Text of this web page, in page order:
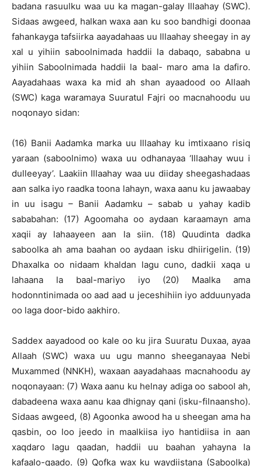
badana rasuulku waa uu ka magan-galay Illaahay (SWC).
Sidaas awgeed, halkan waxa aan ku soo bandhigi doonaa
fahankayga tafsiirka aayadahaas uu Illaahay sheegay in ay
xal u yihiin saboolnimada haddii la dabaqo, sababna u
yihiin Saboolnimada haddii la baal- maro ama la dafiro.
Aayadahaas waxa ka mid ah shan ayaadood oo Allaah
(SWC) kaga waramaya Suuratul Fajri oo macnahoodu uu
noqonayo sidan:
(16) Banii Aadamka marka uu Illaahay ku imtixaano risiq
yaraan (saboolnimo) waxa uu odhanayaa ‘Illaahay wuu i
dulleeyay’. Laakiin Illaahay waa uu diiday sheegashadaas
aan salka iyo raadka toona lahayn, waxa aanu ku jawaabay
in uu isagu – Banii Aadamku – sabab u yahay kadib
sababahan: (17) Agoomaha oo aydaan karaamayn ama
xaqii ay lahaayeen aan la siin. (18) Quudinta dadka
saboolka ah ama baahan oo aydaan isku dhiirigelin. (19)
Dhaxalka oo nidaam khaldan lagu cuno, dadkii xaqa u
lahaana la baal-mariyo iyo (20) Maalka ama
hodonntinimada oo aad aad u jeceshihiin iyo adduunyada
oo laga door-bido aakhiro.
Saddex aayadood oo kale oo ku jira Suuratu Duxaa, ayaa
Allaah (SWC) waxa uu ugu manno sheeganayaa Nebi
Muxammed (NNKH), waxaan aayadahaas macnahoodu ay
noqonayaan: (7) Waxa aanu ku helnay adiga oo sabool ah,
dabadeena waxa aanu kaa dhignay qani (isku-filnaansho).
Sidaas awgeed, (8) Agoonka awood ha u sheegan ama ha
qasbin, oo loo jeedo in maalkiisa iyo hantidiisa in aan
xaqdaro lagu qaadan, haddii uu baahan yahayna la
kafaalo-qaado. (9) Qofka wax ku waydiistana (Saboolka)